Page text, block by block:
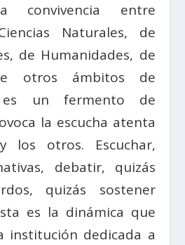
convivencia entre
Naturales, de
de Humanidades, de
otros ámbitos de
es un fermento de
la escucha atenta
los otros. Escuchar,
debatir, quizás
quizás sostener
es la dinámica que
institución dedicada a